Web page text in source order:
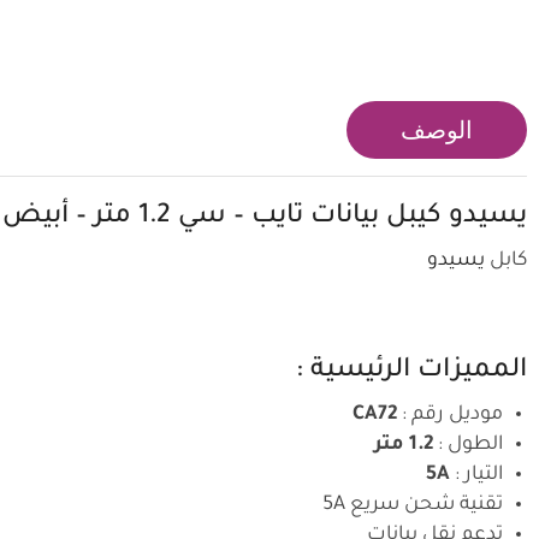
الوصف
يسيدو كيبل بيانات تايب – سي 1.2 متر – أبيض
كابل يسيدو
المميزات الرئيسية :
موديل رقم : CA72
الطول : 1.2 متر
التيار : 5A
تقنية شحن سريع 5A